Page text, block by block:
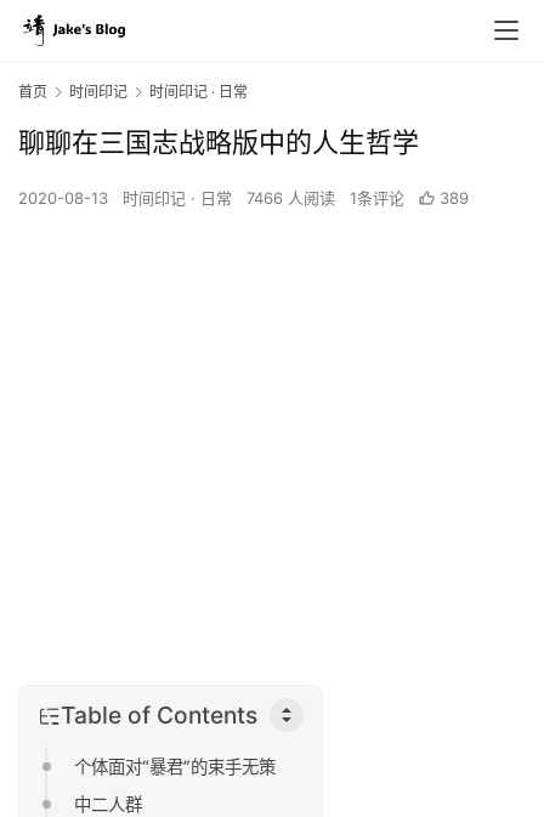
首页 时间印记 时间印记 · 日常
聊聊在三国志战略版中的人生哲学
2020-08-13 时间印记 · 日常 7466 人阅读 1条评论 389
Table of Contents
个体面对“暴君”的束手无策
中二人群